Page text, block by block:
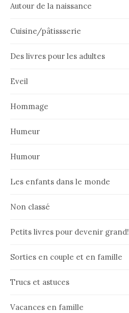
Autour de la naissance
Cuisine/pâtissserie
Des livres pour les adultes
Eveil
Hommage
Humeur
Humour
Les enfants dans le monde
Non classé
Petits livres pour devenir grand!
Sorties en couple et en famille
Trucs et astuces
Vacances en famille